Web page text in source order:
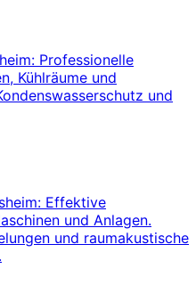
Professionelle
Kühlräume und
und
Effektive
und Anlagen.
und raumakustische